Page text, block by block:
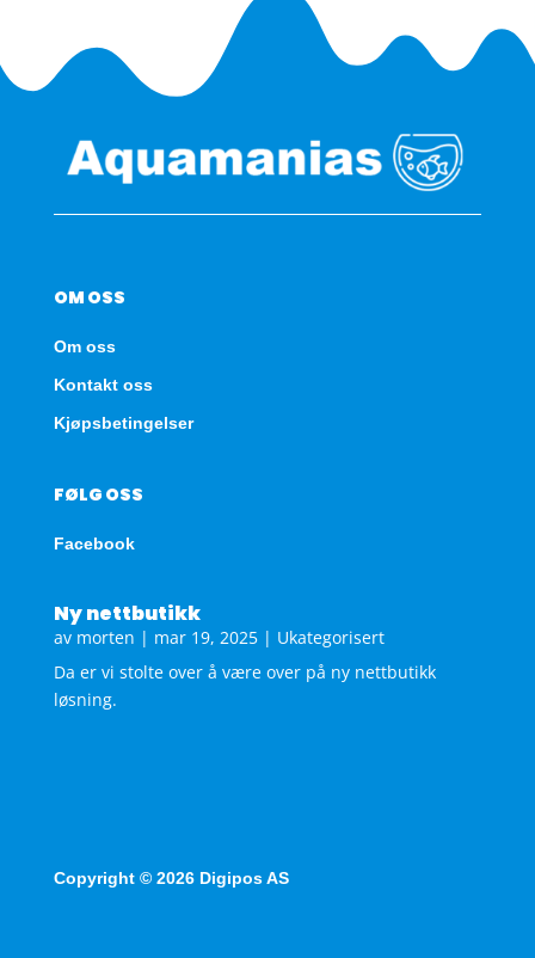
OM OSS
Om oss
Kontakt oss
Kjøpsbetingelser
FØLG OSS
Facebook
Ny nettbutikk
av morten | mar 19, 2025| Ukategorisert
Da er vi stolte over å være over på ny nettbutikk
løsning.
Copyright © 2026 Digipos AS